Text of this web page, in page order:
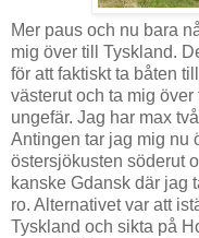
Mer paus och nu bara
mig över till Tyskland.
för att faktiskt ta båten
västerut och ta mig
ungefär. Jag har max
Antingen tar jag mig nu
östersjökusten söderut
kanske Gdansk där jag
ro. Alternativet var att
Tyskland och sikta på